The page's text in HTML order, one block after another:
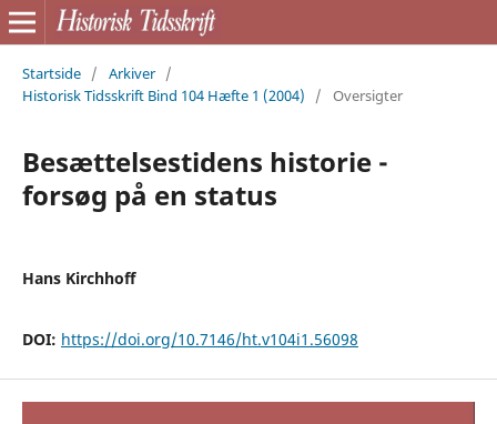
Startside / Arkiver /
Historisk Tidsskrift Bind 104 Hæfte 1 (2004)
/ Oversigter
Besættelsestidens historie -
forsøg på en status
Hans Kirchhoff
DOI: https://doi.org/10.7146/ht.v104i1.56098